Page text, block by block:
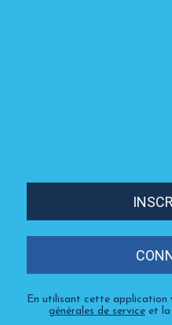
En utilisant cette application
générales de service et la